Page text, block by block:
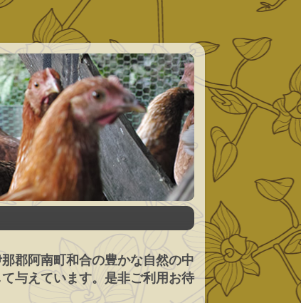
郡阿南町和合の豊かな自然の中
与えています。是非ご利用お待